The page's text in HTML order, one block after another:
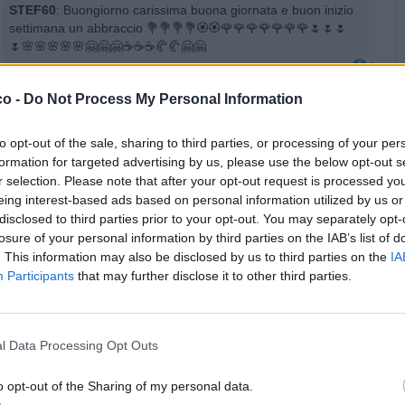
- Do Not Process My Personal Information
opt-out of the sale, sharing to third parties, or processing of your
for targeted advertising by us, please use the below opt-out
selection. Please note that after your opt-out request is processed
interest-based ads based on personal information utilized by us
to third parties prior to your opt-out. You may separately
of your personal information by third parties on the IAB’s list of
This information may also be disclosed by us to third parties on the
Participants that may further disclose it to other third parties.
Data Processing Opt Outs
opt-out of the Sharing of my personal data.
STEF60: Buongiorno carissima buona giornata e buon inizio
settimana un abbraccio 💐💐💐💐🏵️🏵️🌹🌹🌹🌹🌹🌹🌹🌷🌷🌷
🌷🌸🌸🌸🌸🌸🤗🤗🤗☕☕☕🥐🥐🤗🤗
1
🌺
13 Settembre 2021 alle ore 09:03 · Ti stimo· Rispondi
Undertaker76: Buonaserata ragazza 🍻🍻🌺un abbraccio
grande Under
22 Settembre 2021 alle ore 17:13 · Ti stimo Rispondi
pubblicità